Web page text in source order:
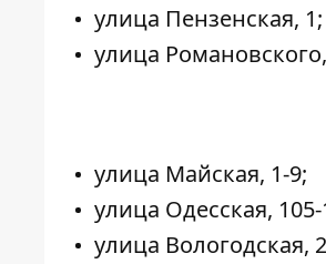
улица Пензенская, 1;
улица
улица Майская, 1-9;
улица Одесская, 105-
улица Вологодская,